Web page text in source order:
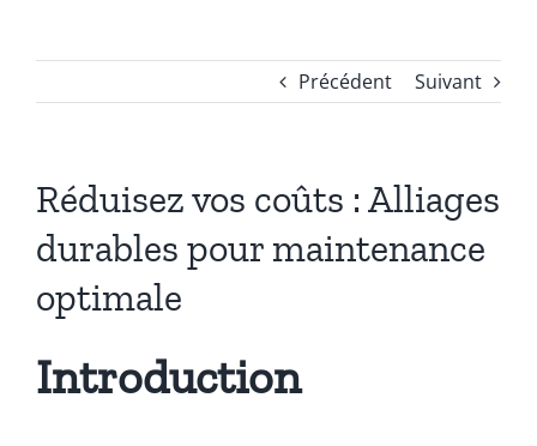
Autres produits
Boulonnerie spéciale
Précédent Suivant
Réduisez vos coûts : Alliages
durables pour maintenance
optimale
Introduction